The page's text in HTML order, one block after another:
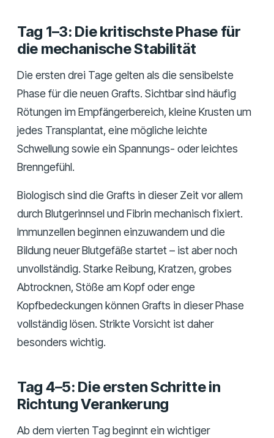
Tag 1–3: Die kritischste Phase für
die mechanische Stabilität
Die ersten drei Tage gelten als die sensibelste
Phase für die neuen Grafts. Sichtbar sind häufig
Rötungen im Empfängerbereich, kleine Krusten um
jedes Transplantat, eine mögliche leichte
Schwellung sowie ein Spannungs- oder leichtes
Brenngefühl.
Biologisch sind die Grafts in dieser Zeit vor allem
durch Blutgerinnsel und Fibrin mechanisch fixiert.
Immunzellen beginnen einzuwandern und die
Bildung neuer Blutgefäße startet – ist aber noch
unvollständig. Starke Reibung, Kratzen, grobes
Abtrocknen, Stöße am Kopf oder enge
Kopfbedeckungen können Grafts in dieser Phase
vollständig lösen. Strikte Vorsicht ist daher
besonders wichtig.
Tag 4–5: Die ersten Schritte in
Richtung Verankerung
Ab dem vierten Tag beginnt ein wichtiger